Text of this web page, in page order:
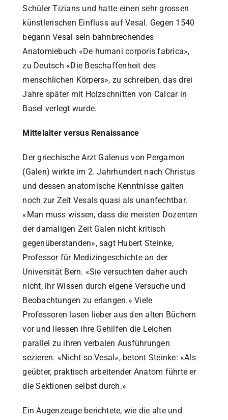
Schüler Tizians und hatte einen sehr grossen
künstlerischen Einfluss auf Vesal. Gegen 1540
begann Vesal sein bahnbrechendes
Anatomiebuch «De humani corporis fabrica»,
zu Deutsch «Die Beschaffenheit des
menschlichen Körpers», zu schreiben, das drei
Jahre später mit Holzschnitten von Calcar in
Basel verlegt wurde.
Mittelalter versus Renaissance
Der griechische Arzt Galenus von Pergamon
(Galen) wirkte im 2. Jahrhundert nach Christus
und dessen anatomische Kenntnisse galten
noch zur Zeit Vesals quasi als unanfechtbar.
«Man muss wissen, dass die meisten Dozenten
der damaligen Zeit Galen nicht kritisch
gegenüberstanden», sagt Hubert Steinke,
Professor für Medizingeschichte an der
Universität Bern. «Sie versuchten daher auch
nicht, ihr Wissen durch eigene Versuche und
Beobachtungen zu erlangen.» Viele
Professoren lasen lieber aus den alten Büchern
vor und liessen ihre Gehilfen die Leichen
parallel zu ihren verbalen Ausführungen
sezieren. «Nicht so Vesal», betont Steinke: «Als
geübter, praktisch arbeitender Anatom führte er
die Sektionen selbst durch.»
Ein Augenzeuge berichtete, wie die alte und